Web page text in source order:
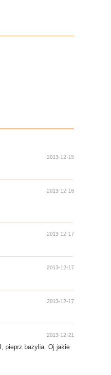
2013-12-15
2013-12-16
2013-12-17
2013-12-17
2013-12-17
2013-12-21
pieprz bazylia. Oj jakie